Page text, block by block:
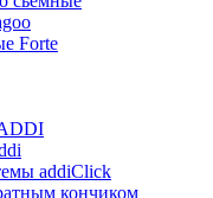
Forte
addiClick
кончиком